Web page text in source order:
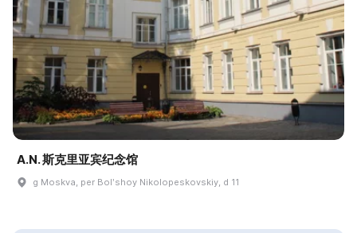
A.N. 斯克里亚宾纪念馆
g Moskva, per Bolʹshoy Nikolopeskovskiy, d 11